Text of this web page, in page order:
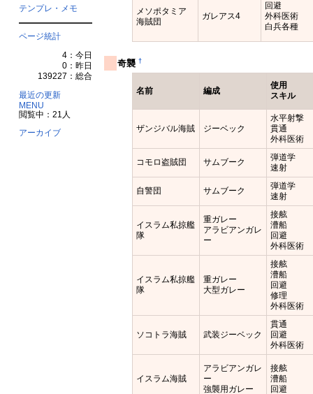
テンプレ・メモ
ページ統計
4：今日
0：昨日
139227：総合
最近の更新
MENU
閲覧中：21人
アーカイブ
メソポタミア
海賊団
ガレアス4
回避
外科医術
白兵各種
奇襲†
名前 編成
使用
スキル
ザンジバル海賊 ジーベック
水平射撃
貫通
外科医術
コモロ盗賊団 サムブーク
弾道学
速射
自警団 サムブーク
弾道学
速射
イスラム私掠艦
隊
重ガレー
アラビアンガレ
ー
接舷
漕船
回避
外科医術
イスラム私掠艦
隊
重ガレー
大型ガレー
接舷
漕船
回避
修理
外科医術
ソコトラ海賊 武装ジーベック
貫通
回避
外科医術
イスラム海賊
アラビアンガレ
ー
強襲用ガレー
接舷
漕船
回避